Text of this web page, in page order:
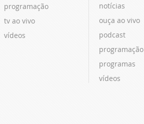
programação
tv ao vivo
vídeos
notícias
ouça ao vivo
podcast
programação
programas
vídeos